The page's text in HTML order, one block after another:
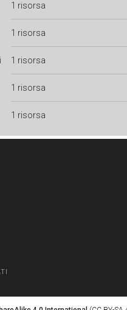
1 risorsa
1 risorsa
1 risorsa
1 risorsa
1 risorsa